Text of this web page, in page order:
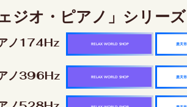
ジオ・ピアノ」シリーズ
ノ174Hz 楽天
RELAX WORLD SHOP
ノ396Hz 楽天
RELAX WORLD SHOP